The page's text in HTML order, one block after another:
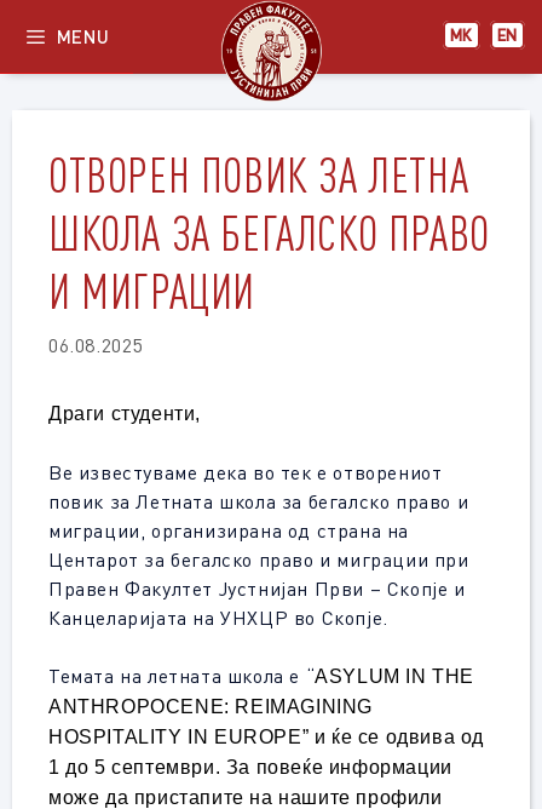
content
МК EN
MENU
ОТВОРЕН ПОВИК ЗА ЛЕТНА
ШКОЛА ЗА БЕГАЛСКО ПРАВО
И МИГРАЦИИ
06.08.2025
Драги студенти,
Ве известуваме дека во тек е отворениот
повик за Летната школа за бегалско право и
миграции, организирана од страна на
Центарот за бегалско право и миграции при
Правен Факултет Јустнијан Први – Скопје и
Канцеларијата на УНХЦР во Скопје.
Темата на летната школа е “ASYLUM IN THE
ANTHROPOCENE: REIMAGINING
HOSPITALITY IN EUROPE” и ќе се одвива од
1 до 5 септември. За повеќе информации
може да пристапите на нашите профили